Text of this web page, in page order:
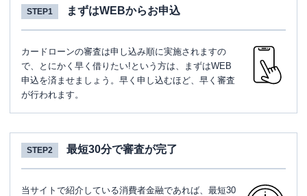
STEP1 まずはWEBからお申込
カードローンの審査は申し込み順に実施されますの
で、とにかく早く借りたい!という方は、まずはWEB
申込を済ませましょう。早く申し込むほど、早く審査
が行われます。
STEP2 最短30分で審査が完了
当サイトで紹介している消費者金融であれば、最短30